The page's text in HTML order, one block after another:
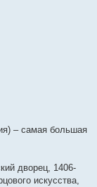
– самая большая
дворец, 1406-
искусства,